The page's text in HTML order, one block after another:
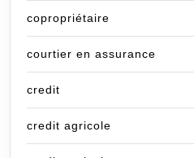
copropriétaire
courtier en assurance
credit
credit agricole